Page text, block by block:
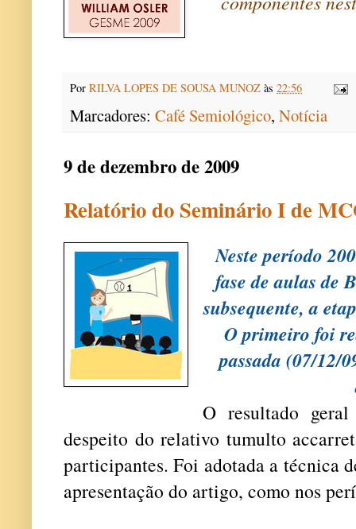
Por RILVA LOPES DE SOUSA MUNOZ às 22:56
Marcadores: Café Semiológico, Notícia
9 de dezembro de 2009
Relatório do Seminário I de
Neste período
fase de aulas de
subsequente, a
O primeiro foi
passada (07/12/
O resultado
despeito do relativo tumulto
participantes. Foi adotada a técnica
apresentação do artigo, como nos